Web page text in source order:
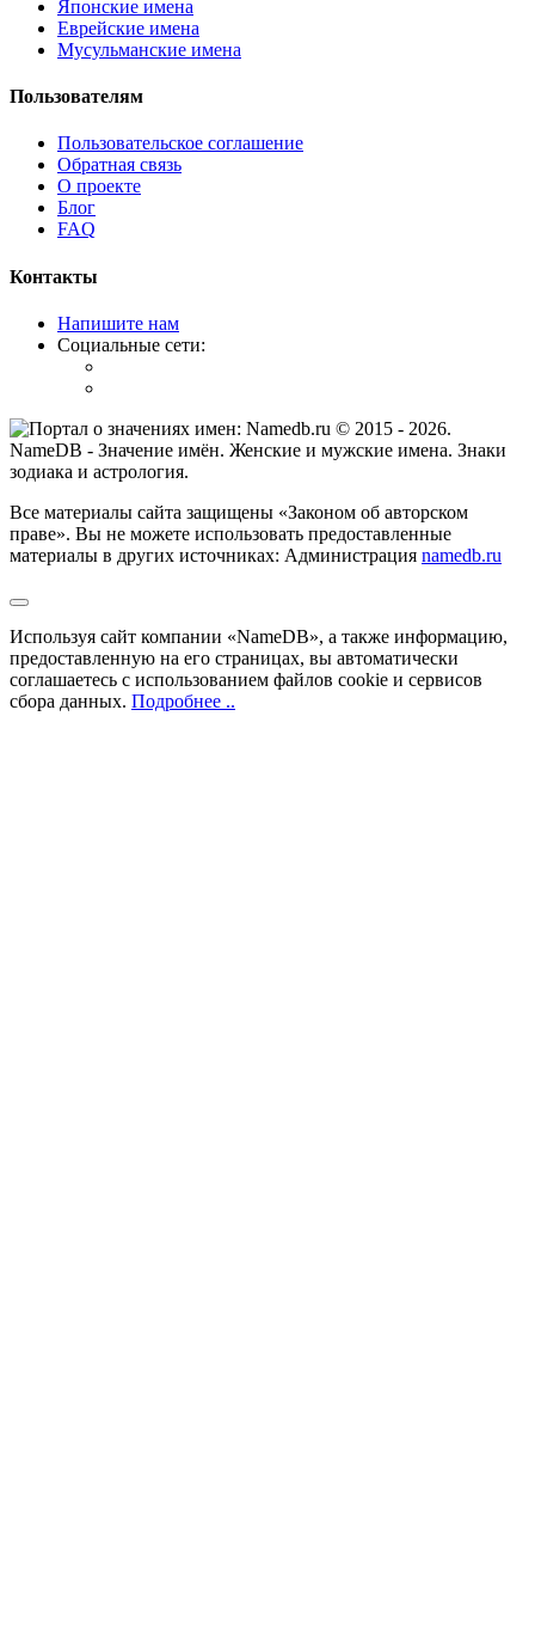
Японские имена
Еврейские имена
Мусульманские имена
Пользователям
Пользовательское соглашение
Обратная связь
О проекте
Блог
FAQ
Контакты
Напишите нам
Социальные сети:
© 2015 - 2026.
NameDB - Значение имён. Женские и мужские имена. Знаки
зодиака и астрология.
Все материалы сайта защищены «Законом об авторском
праве». Вы не можете использовать предоставленные
материалы в других источниках: Администрация namedb.ru
Используя сайт компании «NameDB», а также информацию,
предоставленную на его страницах, вы автоматически
соглашаетесь с использованием файлов cookie и сервисов
сбора данных. Подробнее ..